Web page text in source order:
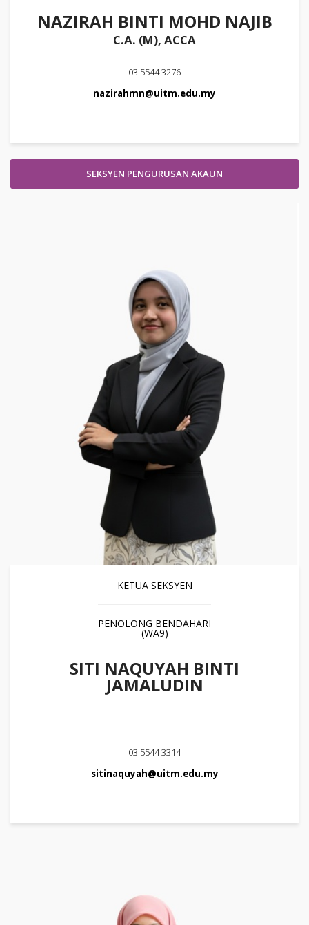
NAZIRAH BINTI MOHD NAJIB
C.A. (M), ACCA
03 5544 3276
nazirahmn@uitm.edu.my
SEKSYEN PENGURUSAN AKAUN
KETUA SEKSYEN
PENOLONG BENDAHARI
(WA9)
SITI NAQUYAH BINTI
JAMALUDIN
03 5544 3314
sitinaquyah@uitm.edu.my